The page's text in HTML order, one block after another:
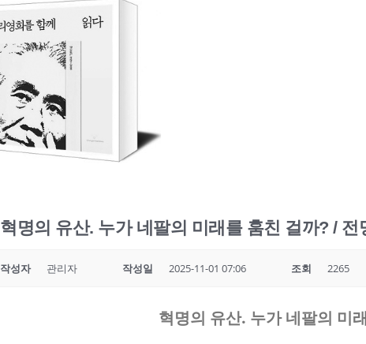
혁명의 유산. 누가 네팔의 미래를 훔친 걸까? / 전
작성자 관리자 작성일 2025-11-01 07:06 조회 2265
혁명의 유산. 누가 네팔의 미